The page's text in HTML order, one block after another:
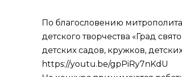
По благословению
детского творчества «Град
детских садов, кружков,
https://youtu.be/gpPiRy7nKdU